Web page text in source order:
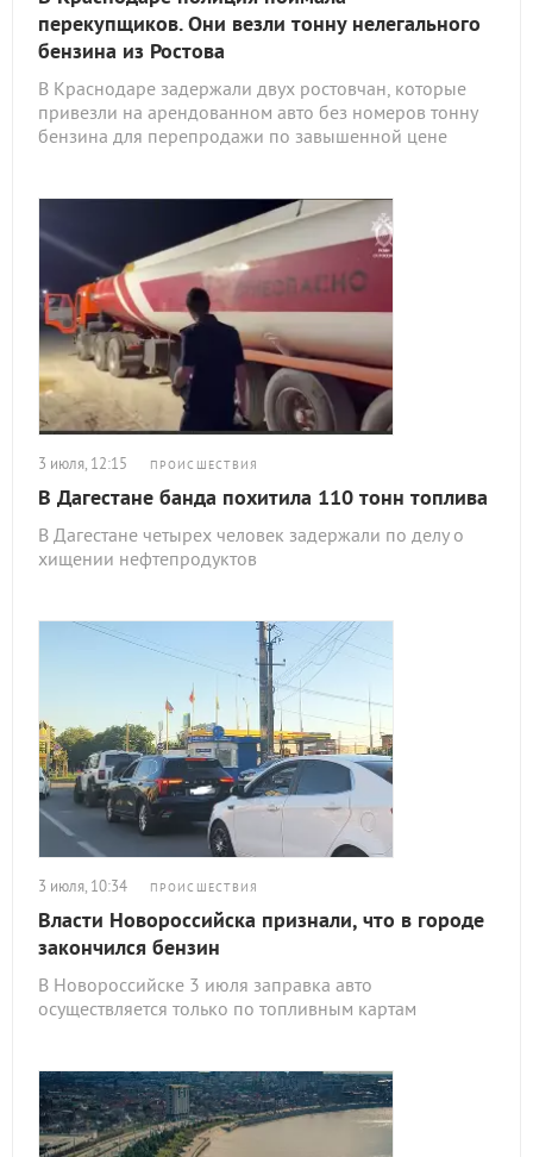
перекупщиков. Они везли тонну нелегального
бензина из Ростова
В Краснодаре задержали двух ростовчан, которые
привезли на арендованном авто без номеров тонну
бензина для перепродажи по завышенной цене
3 июля, 12:15 ПРОИСШЕСТВИЯ
В Дагестане банда похитила 110 тонн топлива
В Дагестане четырех человек задержали по делу о
хищении нефтепродуктов
3 июля, 10:34 ПРОИСШЕСТВИЯ
Власти Новороссийска признали, что в городе
закончился бензин
В Новороссийске 3 июля заправка авто
осуществляется только по топливным картам